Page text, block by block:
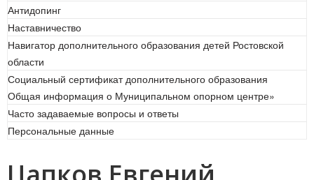
Антидопинг
Наставничество
Навигатор дополнительного образования детей Ростовской
области
Социальный сертификат дополнительного образования
Общая информация о Муниципальном опорном центре»
Часто задаваемые вопросы и ответы
Персональные данные